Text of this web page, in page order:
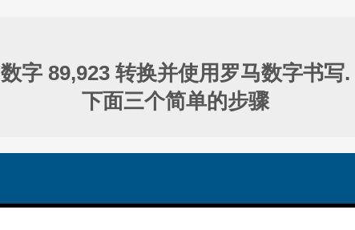
数字 89,923 转换并使用罗马数字书写.
下面三个简单的步骤